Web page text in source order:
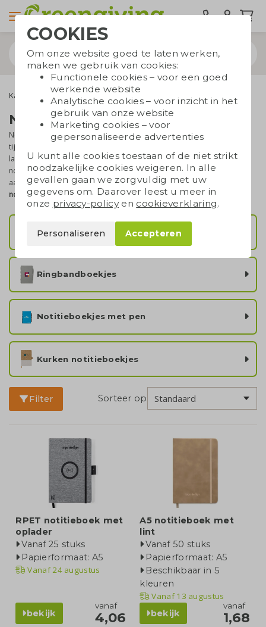
Kantoorartikelen Notitieboekjes
Notitieboekjes bedrukken
Notitieboekjes blijven ontzettendhandig, zelfs in dit digitale
tijdperk. Daar kun je perfect op inspelen door notitieboekjes te
latenbedrukken met je logoen uit te delen als geschenk. Bedrukte
notitieboekjes zijn praktische geschenken. Bij Greengiving ben je
aan het juiste adres voor een groot assortiment metduurzame
notitieboekjesin allerlei kleuren en formaten.
Notitieboekjes A5/A6
Ringbandboekjes
Notitieboekjes met pen
Kurken notitieboekjes
Filter Sorteer op
RPET notitieboek met
oplader
Vanaf 25 stuks
Papierformaat: A5
Vanaf24 augustus
bekijk
vanaf
4,06
A5 notitieboek met
lint
Vanaf 50 stuks
Papierformaat: A5
Beschikbaar in 5
kleuren
Vanaf13 augustus
bekijk
vanaf
1,68
COOKIES
Om onze website goed te laten werken,
maken we gebruik van cookies:
Functionele cookies – voor een goed
werkende website
Analytische cookies – voor inzicht in het
gebruik van onze website
Marketing cookies – voor
gepersonaliseerde advertenties
U kunt alle cookies toestaan of de niet strikt
noodzakelijke cookies weigeren. In alle
gevallen gaan we zorgvuldig met uw
gegevens om. Daarover leest u meer in
onze privacy-policyen cookieverklaring.
Personaliseren Accepteren